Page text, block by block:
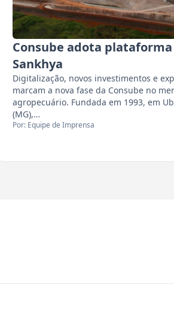
Consube adota
Sankhya
Digitalização, novos investimentos e
marcam a nova fase da Consube no
agropecuário. Fundada em 1993, em
(MG),…
Por: Equipe de Imprensa